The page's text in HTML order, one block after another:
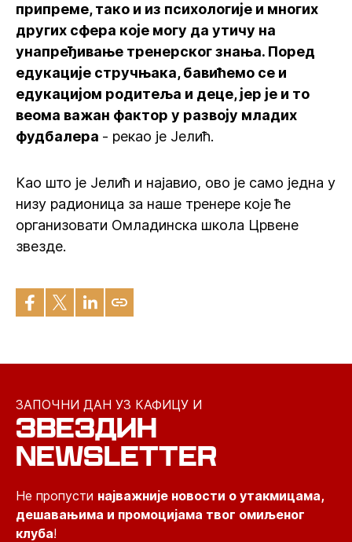
припреме, тако и из психологије и многих
других сфера које могу да утичу на
унапређивање тренерског знања. Поред
едукације стручњака, бавићемо се и
едукацијом родитеља и деце, јер је и то
веома важан фактор у развоју младих
фудбалера - рекао је Јелић.
Као што је Јелић и најавио, ово је само једна у
низу радионица за наше тренере које ће
организовати Омладинска школа Црвене
звезде.
ЗАПОЧНИ ДАН УЗ КАФИЦУ И
ЗВЕЗДИН
NEWSLETTER
Не пропусти најважније новости о утакмицама,
дешавањима и промоцијама твог омиљеног
клуба!